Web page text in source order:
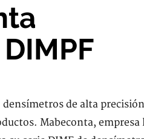
de alta
Mabeconta, empresa